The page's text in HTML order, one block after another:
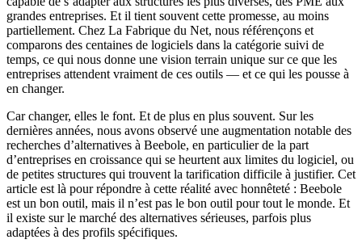
grandes entreprises. Et il tient souvent cette promesse, au moins
partiellement. Chez La Fabrique du Net, nous référençons et
comparons des centaines de logiciels dans la catégorie suivi de
temps, ce qui nous donne une vision terrain unique sur ce que les
entreprises attendent vraiment de ces outils — et ce qui les pousse à
en changer.
Car changer, elles le font. Et de plus en plus souvent. Sur les
dernières années, nous avons observé une augmentation notable des
recherches d’alternatives à Beebole, en particulier de la part
d’entreprises en croissance qui se heurtent aux limites du logiciel, ou
de petites structures qui trouvent la tarification difficile à justifier. Cet
article est là pour répondre à cette réalité avec honnêteté : Beebole
est un bon outil, mais il n’est pas le bon outil pour tout le monde. Et
il existe sur le marché des alternatives sérieuses, parfois plus
adaptées à des profils spécifiques.